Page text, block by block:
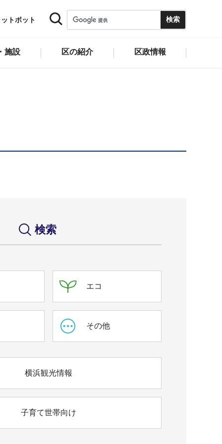
トボット
施設 区の紹介 区政情報
検索
エコ
その他
横浜観光情報
子育て世帯向け